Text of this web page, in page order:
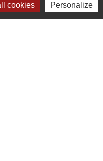
erreur sur cette page
cookies Personalize